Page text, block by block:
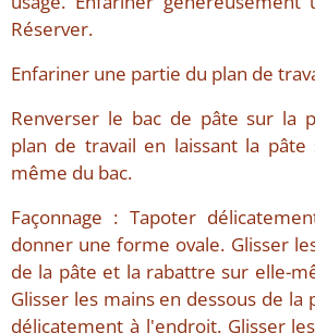
Réserver.
Enfariner une partie du plan de
Renverser le bac de pâte sur la
plan de travail en laissant la
même du bac.
Façonnage : Tapoter
donner une forme ovale. Glisser
de la pâte et la rabattre sur elle-
Glisser les mains en dessous de
délicatement à l'endroit. Glisser